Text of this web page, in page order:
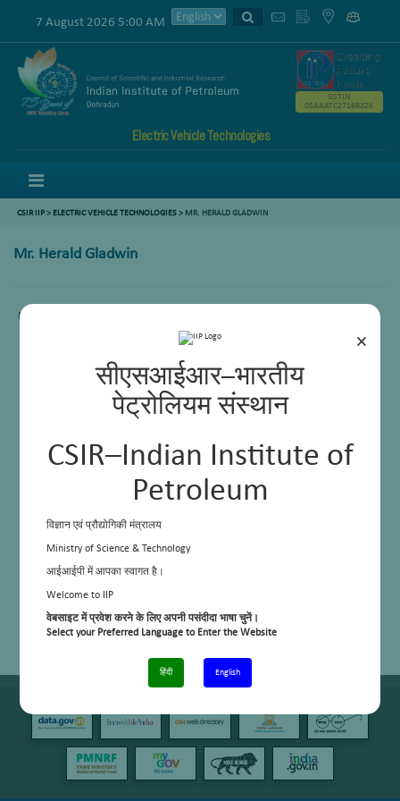
×
सीएसआईआर–भारतीय
पेट्रोलियम संस्थान
CSIR–Indian Institute of
Petroleum
विज्ञान एवं प्रौद्योगिकी मंत्रालय
Ministry of Science & Technology
आईआईपी में आपका स्वागत है।
Welcome to IIP
वेबसाइट में प्रवेश करने के लिए अपनी पसंदीदा भाषा चुनें।
Select your Preferred Language to Enter the Website
हिंदी English
7 August 2026 5:00 AM
Electric Vehicle Technologies
GSTIN
05AAATC2716R2ZK
CSIR IIP> ELECTRIC VEHICLE TECHNOLOGIES> MR. HERALD GLADWIN
Mr. Herald Gladwin
Mr. Herald Gladwin, Lab Atd (2)